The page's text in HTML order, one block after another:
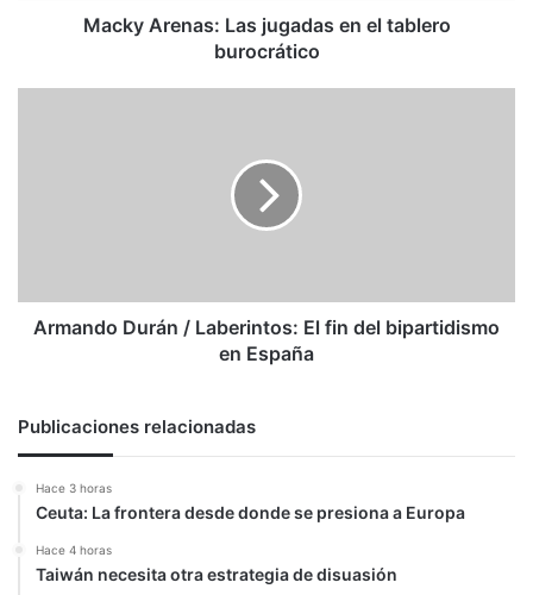
Macky Arenas: Las jugadas en el tablero
burocrático
en
España
Armando Durán / Laberintos: El fin del bipartidismo
en España
Publicaciones relacionadas
Hace 3 horas
Ceuta: La frontera desde donde se presiona a Europa
Hace 4 horas
Taiwán necesita otra estrategia de disuasión